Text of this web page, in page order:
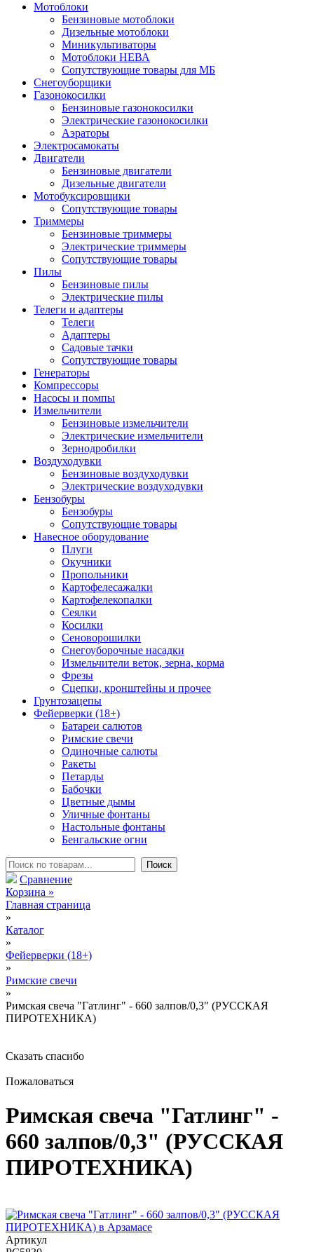
Мотоблоки
Бензиновые мотоблоки
Дизельные мотоблоки
Миникультиваторы
Мотоблоки НЕВА
Сопутствующие товары для МБ
Снегоуборщики
Газонокосилки
Бензиновые газонокосилки
Электрические газонокосилки
Аэраторы
Электросамокаты
Двигатели
Бензиновые двигатели
Дизельные двигатели
Мотобуксировщики
Сопутствующие товары
Триммеры
Бензиновые триммеры
Электрические триммеры
Сопутствующие товары
Пилы
Бензиновые пилы
Электрические пилы
Телеги и адаптеры
Телеги
Адаптеры
Садовые тачки
Сопутствующие товары
Генераторы
Компрессоры
Насосы и помпы
Измельчители
Бензиновые измельчители
Электрические измельчители
Зернодробилки
Воздуходувки
Бензиновые воздуходувки
Электрические воздуходувки
Бензобуры
Бензобуры
Сопутствующие товары
Навесное оборудование
Плуги
Окучники
Пропольники
Картофелесажалки
Картофелекопалки
Сеялки
Косилки
Сеноворошилки
Снегоуборочные насадки
Измельчители веток, зерна, корма
Фрезы
Сцепки, кронштейны и прочее
Грунтозацепы
Фейерверки (18+)
Батареи салютов
Римские свечи
Одиночные салюты
Ракеты
Петарды
Бабочки
Цветные дымы
Уличные фонтаны
Настольные фонтаны
Бенгальские огни
Сравнение
Корзина »
Главная страница
»
Каталог
»
Фейерверки (18+)
»
Римские свечи
»
Римская свеча "Гатлинг" - 660 залпов/0,3" (РУССКАЯ
ПИРОТЕХНИКА)
Сказать спасибо
Пожаловаться
Римская свеча "Гатлинг" -
660 залпов/0,3" (РУССКАЯ
ПИРОТЕХНИКА)
Артикул